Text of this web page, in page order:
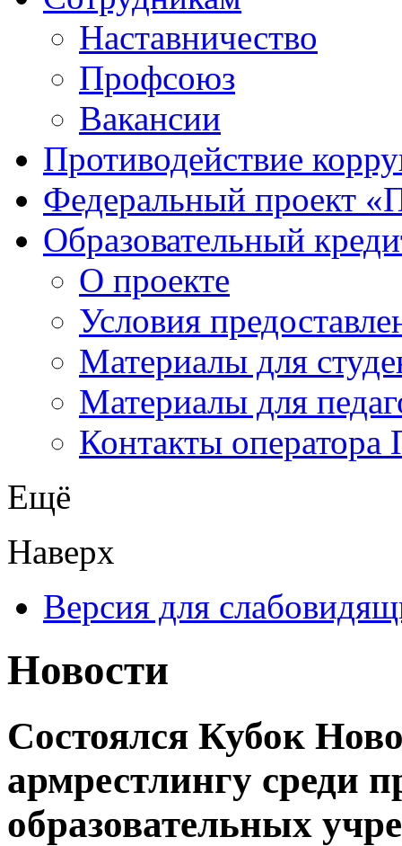
Наставничество
Профсоюз
Вакансии
Противодействие
Федеральный проект
Образовательный
О проекте
Условия
Материалы для
Материалы для
Контакты оператора
Ещё
Наверх
Версия для
Новости
Состоялся Кубок
армрестлингу среди
образовательных